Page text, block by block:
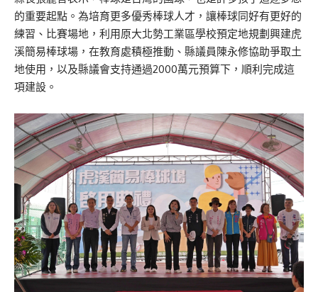
的重要起點。為培育更多優秀棒球人才，讓棒球同好有更好的
練習、比賽場地，利用原大北勢工業區學校預定地規劃興建虎
溪簡易棒球場，在教育處積極推動、縣議員陳永修協助爭取土
地使用，以及縣議會支持通過2000萬元預算下，順利完成這
項建設。